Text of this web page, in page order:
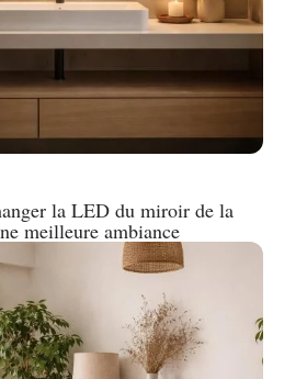
la LED du miroir de la
meilleure ambiance